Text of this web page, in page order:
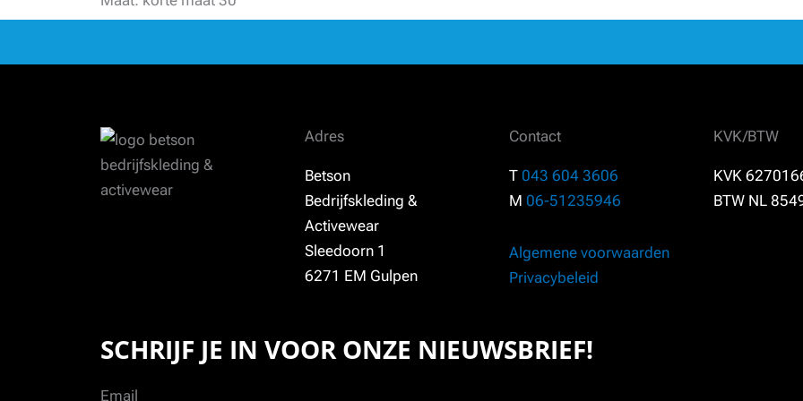
Adres
Betson
Bedrijfskleding &
Activewear
Sleedoorn 1
6271 EM Gulpen
Contact
T 043 604 3606
M 06-51235946
Algemene voorwaarden
Privacybeleid
KVK/BTW
KVK
BTW NL
SCHRIJF JE IN VOOR ONZE NIEUWSBRIEF!
Email